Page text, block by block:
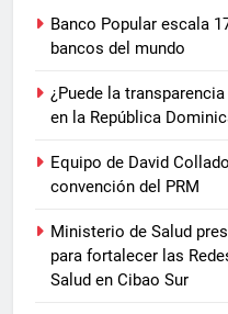
Banco Popular escala
bancos del mundo
¿Puede la
en la República
Equipo de David
convención del PRM
Ministerio de Salud
para fortalecer las
Salud en Cibao Sur